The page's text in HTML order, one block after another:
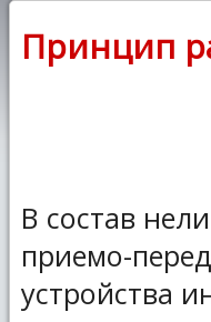
Принцип
В состав
приемо-
устройства